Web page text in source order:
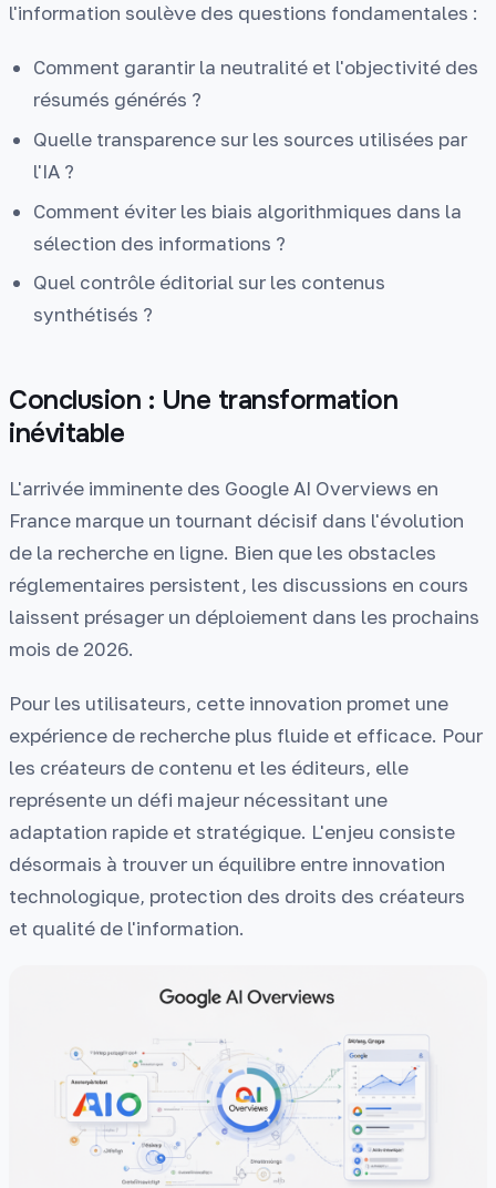
l'information soulève des questions fondamentales :
Comment garantir la neutralité et l'objectivité des
résumés générés ?
Quelle transparence sur les sources utilisées par
l'IA ?
Comment éviter les biais algorithmiques dans la
sélection des informations ?
Quel contrôle éditorial sur les contenus
synthétisés ?
Conclusion : Une transformation
inévitable
L'arrivée imminente des Google AI Overviews en
France marque un tournant décisif dans l'évolution
de la recherche en ligne. Bien que les obstacles
réglementaires persistent, les discussions en cours
laissent présager un déploiement dans les prochains
mois de 2026.
Pour les utilisateurs, cette innovation promet une
expérience de recherche plus fluide et efficace. Pour
les créateurs de contenu et les éditeurs, elle
représente un défi majeur nécessitant une
adaptation rapide et stratégique. L'enjeu consiste
désormais à trouver un équilibre entre innovation
technologique, protection des droits des créateurs
et qualité de l'information.